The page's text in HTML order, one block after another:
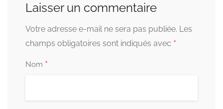
Laisser un commentaire
Votre adresse e-mail ne sera pas publiée. Les
champs obligatoires sont indiqués avec *
Nom *